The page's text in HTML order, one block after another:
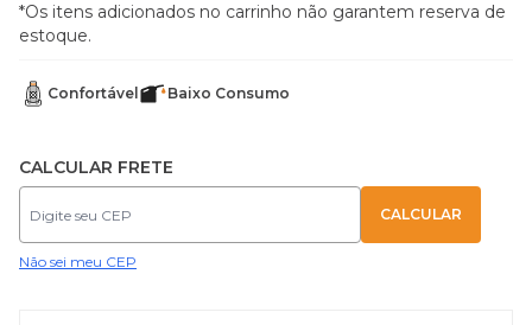
*Os itens adicionados no carrinho não garantem reserva de
estoque.
Confortável Baixo Consumo
CALCULAR FRETE
Não sei meu CEP